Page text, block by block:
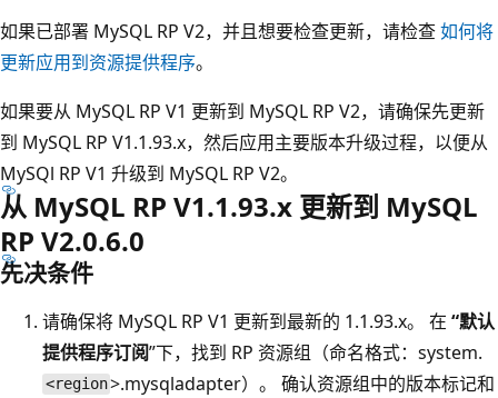
如果已部署 MySQL RP V2，并且想要检查更新，请检查如何将
更新应用到资源提供程序。
如果要从 MySQL RP V1 更新到 MySQL RP V2，请确保先更新
到 MySQL RP V1.1.93.x，然后应用主要版本升级过程，以便从
MySQl RP V1 升级到 MySQL RP V2。
从 MySQL RP V1.1.93.x 更新到 MySQL
RP V2.0.6.0
先决条件
请确保将 MySQL RP V1 更新到最新的 1.1.93.x。 在 “默认
提供程序订阅”下，找到 RP 资源组（命名格式：system.
<region>.mysqladapter）。 确认资源组中的版本标记和